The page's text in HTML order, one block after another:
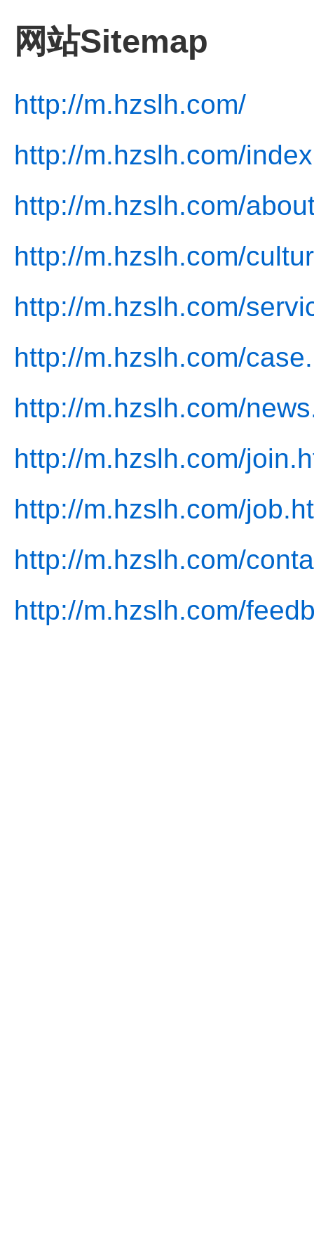
网站Sitemap
http://m.hzslh.com/
http://m.hzslh.com/
http://m.hzslh.com/
http://m.hzslh.com/
http://m.hzslh.com/
http://m.hzslh.com/
http://m.hzslh.com/
http://m.hzslh.com/
http://m.hzslh.com/
http://m.hzslh.com/
http://m.hzslh.com/